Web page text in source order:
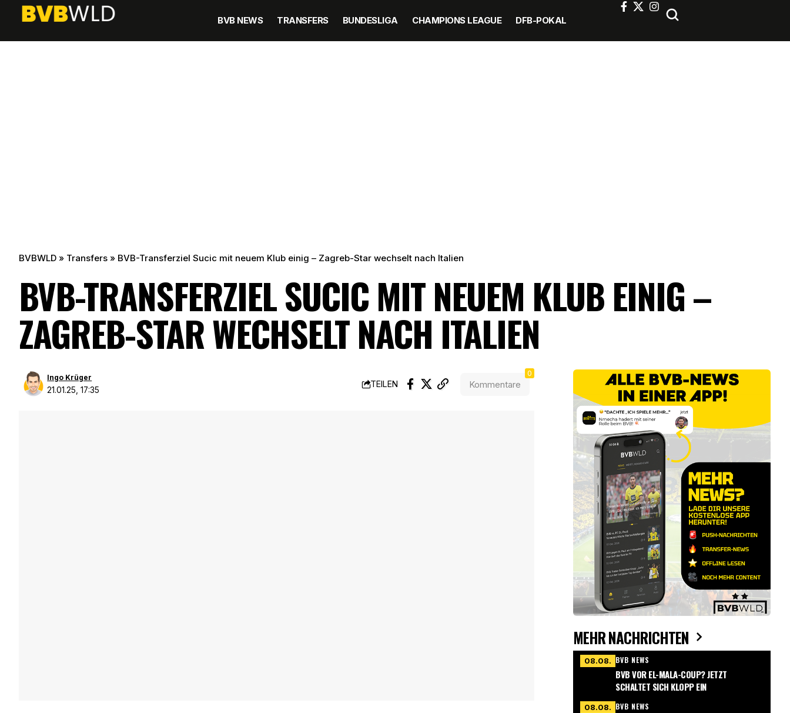
BVB NEWS TRANSFERS BUNDESLIGA CHAMPIONS LEAGUE DFB-POKAL
BVBWLD » Transfers » BVB-Transferziel Sucic mit neuem Klub einig – Zagreb-Star wechselt nach Italien
BVB-TRANSFERZIEL SUCIC MIT NEUEM KLUB EINIG –
ZAGREB-STAR WECHSELT NACH ITALIEN
21.01.25, 17:35
Ingo Krüger
TEILEN Kommentare
0
MEHR NACHRICHTEN
08.08. BVB NEWS
BVB VOR EL-MALA-COUP? JETZT
SCHALTET SICH KLOPP EIN
08.08. BVB NEWS